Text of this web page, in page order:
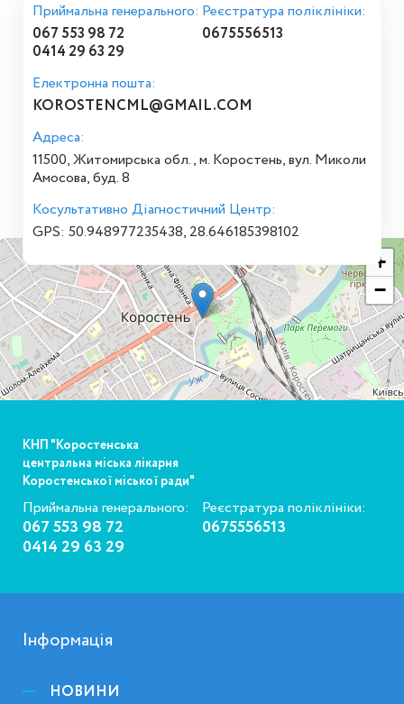
Приймальна генерального:
067 553 98 72
0414 29 63 29
Реєстратура поліклініки:
0675556513
Електронна пошта:
KOROSTENCML@GMAIL.COM
Адреса:
11500, Житомирська обл., м. Коростень, вул. Миколи
Амосова, буд. 8
Косультативно Діагностичний Центр:
GPS: 50.948977235438, 28.646185398102
+
−
КНП "Коростенська
центральна міська лікарня
Коростенської міської ради"
Приймальна генерального:
067 553 98 72
0414 29 63 29
Реєстратура поліклініки:
0675556513
Інформація
НОВИНИ